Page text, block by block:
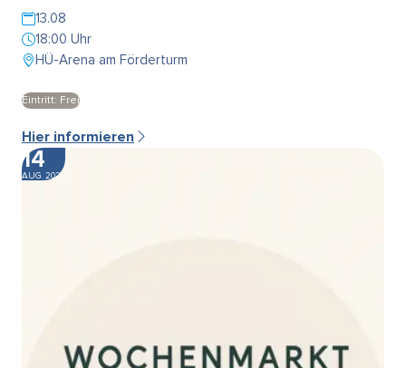
13.08
18:00 Uhr
HÜ-Arena am Förderturm
Eintritt: Frei
Hier informieren
14
AUG. 2026